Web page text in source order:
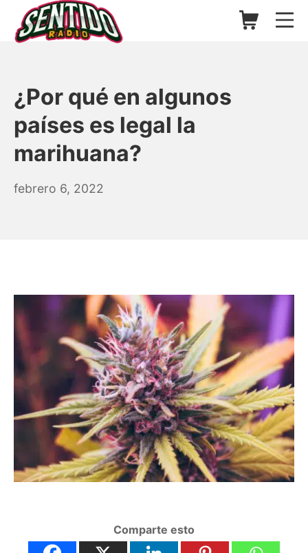
Saltar
contenido
Carrito de
¿Por qué en algunos
países es legal la
marihuana?
febrero 6, 2022
Comparte esto